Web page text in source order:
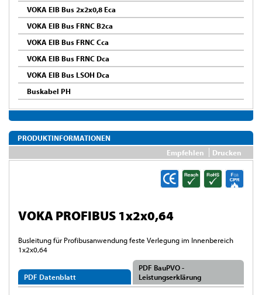
VOKA EIB Bus 2x2x0,8 Eca
VOKA EIB Bus FRNC B2ca
VOKA EIB Bus FRNC Cca
VOKA EIB Bus FRNC Dca
VOKA EIB Bus LSOH Dca
Buskabel PH
PRODUKTINFORMATIONEN
Empfehlen
Drucken
VOKA PROFIBUS 1x2x0,64
Busleitung für Profibusanwendung feste Verlegung im Innenbereich
1x2x0,64
PDF Datenblatt
PDF BauPVO -
Leistungserklärung